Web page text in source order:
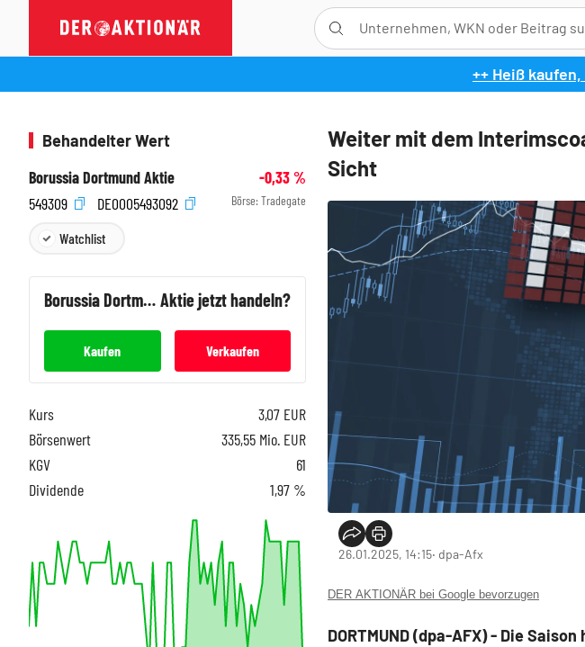
++ Heiß
Weiter mit dem
Sicht
26.01.2025, 14:15‧ dpa-Afx
DER AKTIONÄR bei Google bevorzugen
DORTMUND (dpa-AFX) - Die
Behandelter Wert
Borussia Dortmund Aktie
-0,33%
549309
DE0005493092 Börse: Tradegate
Watchlist
Borussia Dortmund Aktie jetzt handeln?
Kaufen Verkaufen
Kurs 3,07 EUR
Börsenwert
335,55 Mio. EUR
KGV
61
Dividende
1,97 %